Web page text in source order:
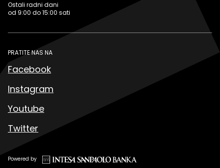
Ostali radni dani
od 9:00 do 15:00 sati
PRATITE NAS NA
Facebook
Instagram
Youtube
Twitter
Powered by